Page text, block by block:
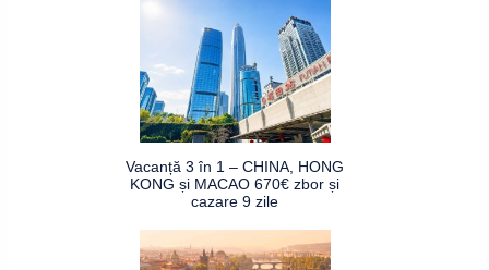
Vacanță 3 în 1 – CHINA, HONG
KONG și MACAO 670€ zbor și
cazare 9 zile